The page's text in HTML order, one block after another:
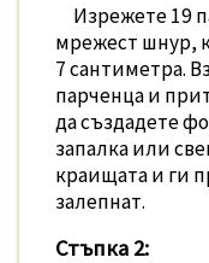
Изрежете 19
мрежест шнур,
7 сантиметра.
парченца и
да създадете
запалка или
краищата и ги
залепнат.
Стъпка 2: